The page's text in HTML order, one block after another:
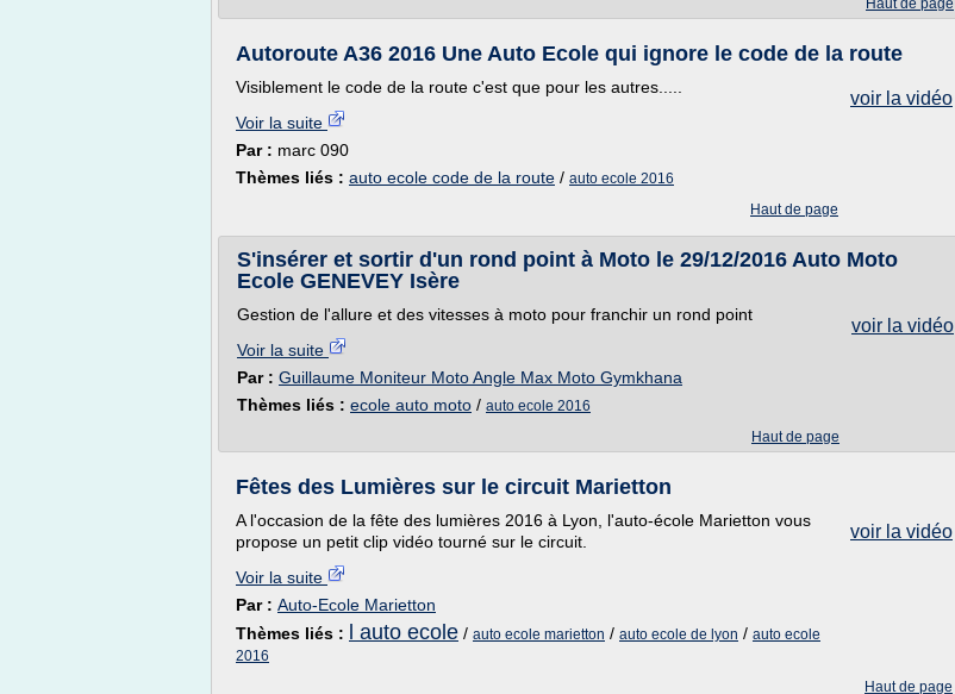
Haut de page
Autoroute A36 2016 Une Auto Ecole qui ignore le code de la route
voir la vidéo
Visiblement le code de la route c'est que pour les autres.....
Voir la suite
Par : marc 090
Thèmes liés : auto ecole code de la route / auto ecole 2016
Haut de page
S'insérer et sortir d'un rond point à Moto le 29/12/2016 Auto Moto
Ecole GENEVEY Isère
voir la vidéo
Gestion de l'allure et des vitesses à moto pour franchir un rond point
Voir la suite
Par : Guillaume Moniteur Moto Angle Max Moto Gymkhana
Thèmes liés : ecole auto moto / auto ecole 2016
Haut de page
Fêtes des Lumières sur le circuit Marietton
voir la vidéo
A l'occasion de la fête des lumières 2016 à Lyon, l'auto-école Marietton vous
propose un petit clip vidéo tourné sur le circuit.
Voir la suite
Par : Auto-Ecole Marietton
Thèmes liés :
l auto ecole / auto ecole marietton / auto ecole de lyon / auto ecole
2016
Haut de page